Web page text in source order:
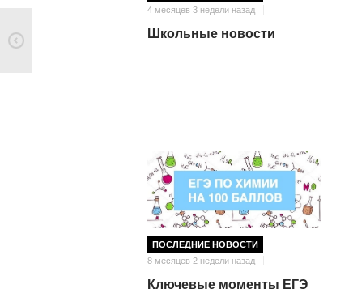
4 месяцев 3 недели назад
Школьные новости
ПОСЛЕДНИЕ НОВОСТИ
8 месяцев 2 недели назад
Ключевые моменты ЕГЭ